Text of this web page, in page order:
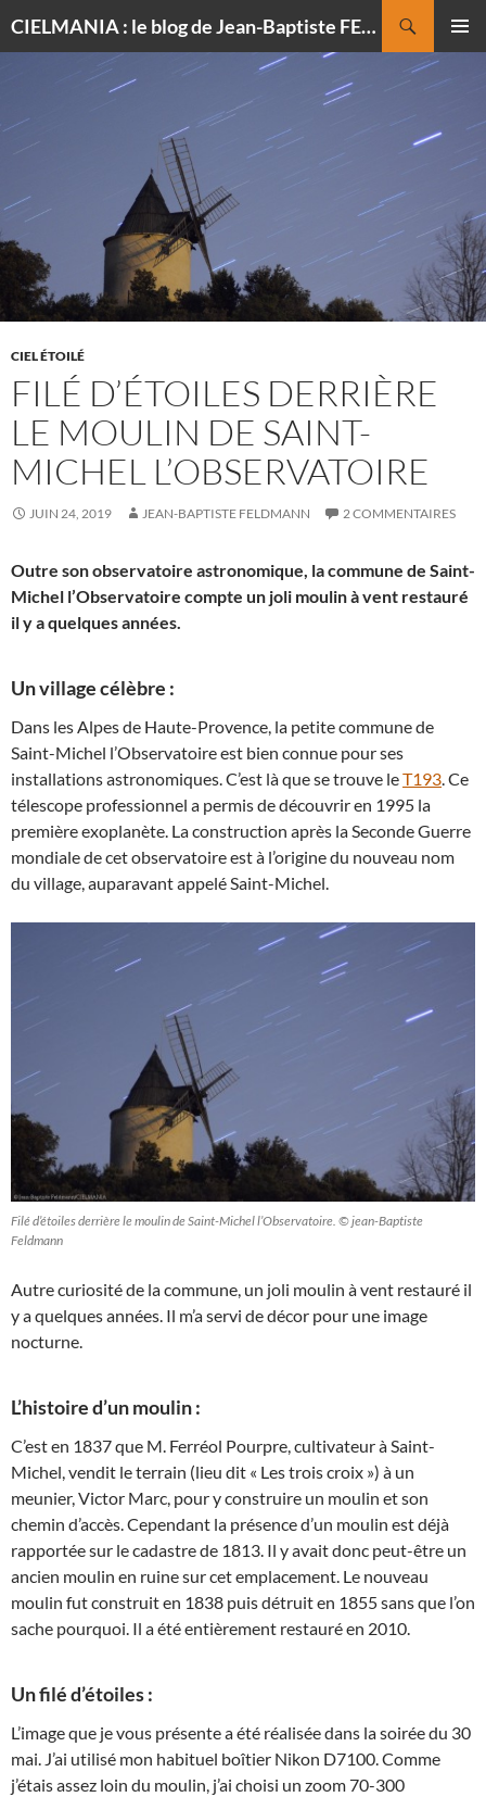
CIELMANIA : le blog de Jean-Baptiste FELDMANN, photographe du ciel
CIEL ÉTOILÉ
FILÉ D’ÉTOILES DERRIÈRE
LE MOULIN DE SAINT-
MICHEL L’OBSERVATOIRE
JUIN 24, 2019 JEAN-BAPTISTE FELDMANN 2 COMMENTAIRES
Outre son observatoire astronomique, la commune de Saint-
Michel l’Observatoire compte un joli moulin à vent restauré
il y a quelques années.
Un village célèbre :
Dans les Alpes de Haute-Provence, la petite commune de
Saint-Michel l’Observatoire est bien connue pour ses
installations astronomiques. C’est là que se trouve leT193. Ce
télescope professionnel a permis de découvrir en 1995 la
première exoplanète. La construction après la Seconde Guerre
mondiale de cet observatoire est à l’origine du nouveau nom
du village, auparavant appelé Saint-Michel.
Filé d’étoiles derrière le moulin de Saint-Michel l’Observatoire. © jean-Baptiste
Feldmann
Autre curiosité de la commune, un joli moulin à vent restauré il
y a quelques années. Il m’a servi de décor pour une image
nocturne.
L’histoire d’un moulin :
C’est en 1837 que M. Ferréol Pourpre, cultivateur à Saint-
Michel, vendit le terrain (lieu dit « Les trois croix ») à un
meunier, Victor Marc, pour y construire un moulin et son
chemin d’accès. Cependant la présence d’un moulin est déjà
rapportée sur le cadastre de 1813. Il y avait donc peut-être un
ancien moulin en ruine sur cet emplacement. Le nouveau
moulin fut construit en 1838 puis détruit en 1855 sans que l’on
sache pourquoi. Il a été entièrement restauré en 2010.
Un filé d’étoiles :
L’image que je vous présente a été réalisée dans la soirée du 30
mai. J’ai utilisé mon habituel boîtier Nikon D7100. Comme
j’étais assez loin du moulin, j’ai choisi un zoom 70-300